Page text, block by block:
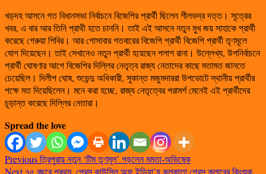
খড়দহ আসনে গত বিধানসভা নির্বাচনে বিজেপির প্রার্থী ছিলেন শীলভদ্র দত্ত। সূত্রের
খবর, এ বার আর তিনি প্রাথী হতে চাননি। তাই এই আসনে নতুন মুখ জয় সাহাকে প্রার্থী
করেছে গেরুয়া শিবির। আর গোসাবার গতবারের বিজেপি প্রার্থী বিজেপি প্রার্থী তৃণমূলে
যোগ দিয়েছেন। তাই সেখানেও নতুন প্রার্থী হয়েছেন পলাশ রানা। উল্লেখ্য, উপনির্বাচনে
প্রার্থী ঘোষণার আগে বিজেপির দিল্লির নেতৃত্ব রাজ্য নেতাদের কাছে মতামত জানতে
চেয়েছিল। দিলীপ ঘোষ, শুভেন্দু অধিকারী, সুকান্ত মজুমদাররা উপভোটে স্থানীয় প্রার্থীর
পক্ষে মত দিয়েছিলেন। মনে করা হচ্ছে, রাজ্য নেতৃত্বের পরামর্শ মেনেই এই প্রার্থীদের
চূড়ান্ত করেছে দিল্লির নেতারা।
Spread the love
Previousত্রিপুরায় নতুন ‘টিম তৃণমূল’ গড়লেন মমতা-অভিষেক
Next৭৫ বছরে প্রথম, প্রেস কাউন্সিল অফ ইন্ডিয়া’য় কলকাতা প্রেস ক্লাবের কিংশুক